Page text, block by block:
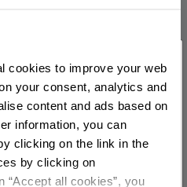
cookies to improve your web
your consent, analytics and
content and ads based on
information, you can
clicking on the link in the
by clicking on
“Accept all cookies”, you
1
8
14
22
×
in ritardo. ..
aggiornato